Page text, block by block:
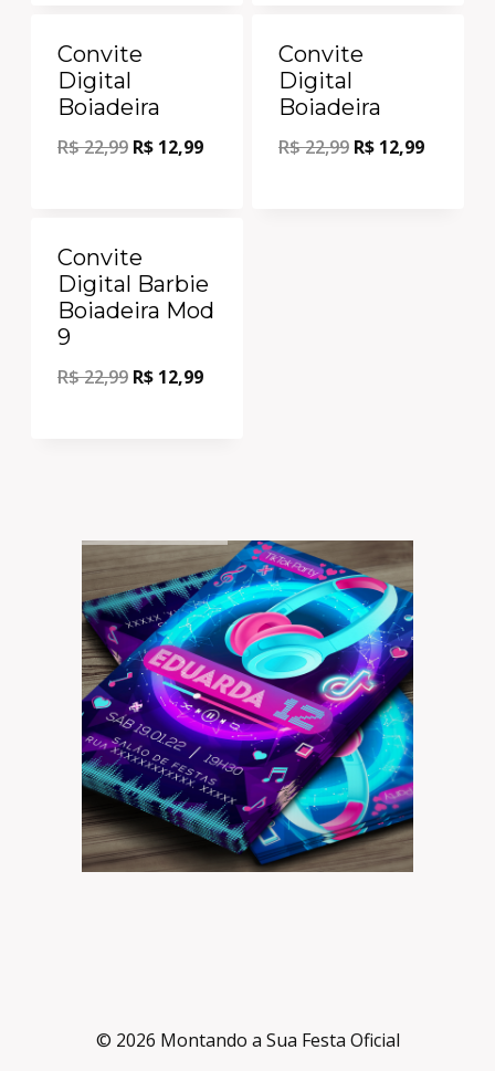
Convite
Digital
Boiadeira
R$22,99 R$ 12,99
Convite
Digital
Boiadeira
R$22,99 R$ 12,99
Convite
Digital Barbie
Boiadeira Mod
9
R$22,99 R$ 12,99
© 2026 Montando a Sua Festa Oficial